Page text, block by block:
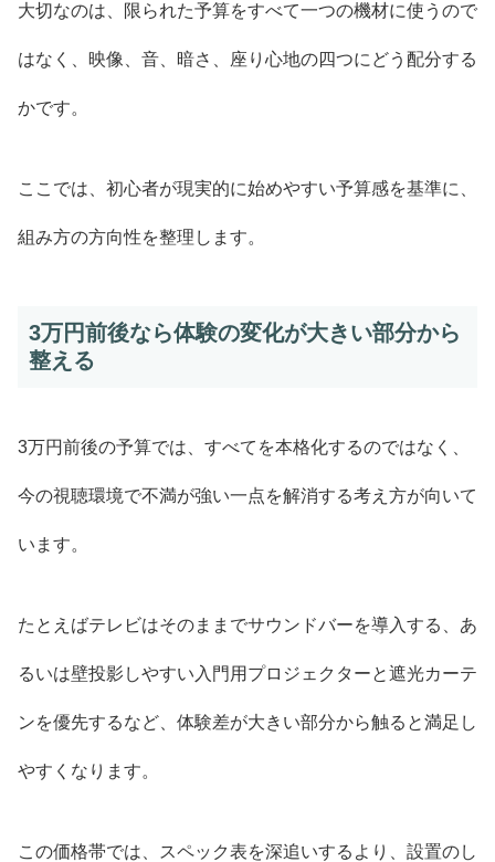
大切なのは、限られた予算をすべて一つの機材に使うので
はなく、映像、音、暗さ、座り心地の四つにどう配分する
かです。
ここでは、初心者が現実的に始めやすい予算感を基準に、
組み方の方向性を整理します。
3万円前後なら体験の変化が大きい部分から
整える
3万円前後の予算では、すべてを本格化するのではなく、
今の視聴環境で不満が強い一点を解消する考え方が向いて
います。
たとえばテレビはそのままでサウンドバーを導入する、あ
るいは壁投影しやすい入門用プロジェクターと遮光カーテ
ンを優先するなど、体験差が大きい部分から触ると満足し
やすくなります。
この価格帯では、スペック表を深追いするより、設置のし